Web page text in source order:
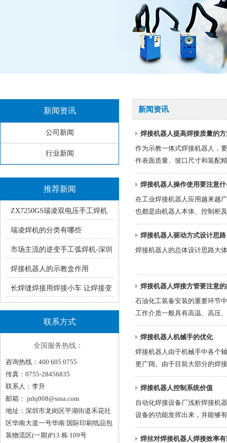
新闻资讯
公司新闻
行业新闻
推荐新闻
ZX7250GS瑞凌双电压手工焊机
使用中的常见疑问
瑞凌焊机的分类有哪些
市场主流的逆变手工弧焊机-深圳
瑞凌手工焊ZX7系统产品介绍
焊接机器人的示教盒作用
长焊缝焊接用焊接小车 让焊接变
轻松！（一）
联系方式
全国服务热线：
咨询热线：400 605 0755
传真：0755-28456835
联系人：李升
邮箱： jnhj008@sina.com
地址：深圳市龙岗区平湖街道禾花社
区华南大道一号华南 国际印刷纸品包
装物流区(一期)P13 栋 109号
新闻资讯
焊接机器人提高焊接质量的
作为示教一体式焊接机器人，
件表面质量、坡口尺寸和装配
焊接机器人操作使用要注意
在工业焊接机器人应用越来越
也都是由机器人本体、控制柜
焊接机器人驱动方式设计思路
焊接机器人的总体设计思路大
焊接机器人焊接方管要注意
石油化工装备安装的重要环节
工作介质一般具有高温、高压
规模较大，如球罐、管道等，
焊接机器人有所区别，现根据
焊接机器人机械手的优化
焊接机器人由于机械手中各个
更广阔。由于目前大部分的焊
来，焊接机械手即便是在恶劣
焊接机器人控制系统价值
自动化焊接设备厂浅析焊接机
设备的功能发挥出来，并能够
数控设备相同，控制体系并不
焊丝对焊接机器人焊接效率